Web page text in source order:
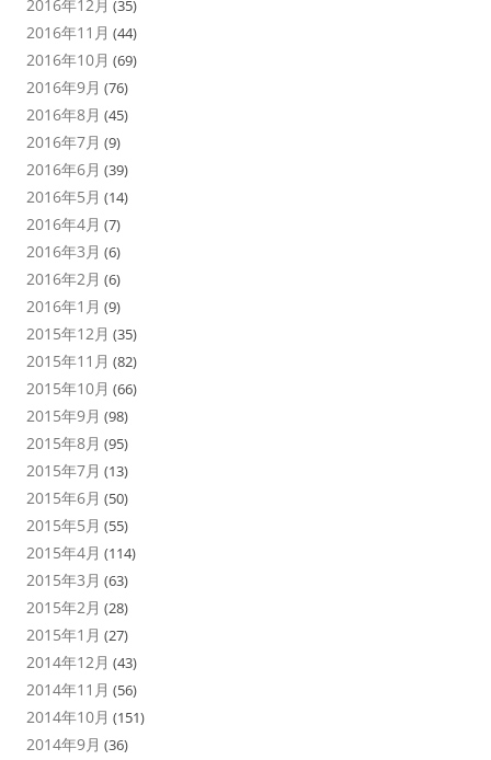
2016年12月 (35)
2016年11月 (44)
2016年10月 (69)
2016年9月 (76)
2016年8月 (45)
2016年7月 (9)
2016年6月 (39)
2016年5月 (14)
2016年4月 (7)
2016年3月 (6)
2016年2月 (6)
2016年1月 (9)
2015年12月 (35)
2015年11月 (82)
2015年10月 (66)
2015年9月 (98)
2015年8月 (95)
2015年7月 (13)
2015年6月 (50)
2015年5月 (55)
2015年4月 (114)
2015年3月 (63)
2015年2月 (28)
2015年1月 (27)
2014年12月 (43)
2014年11月 (56)
2014年10月 (151)
2014年9月 (36)